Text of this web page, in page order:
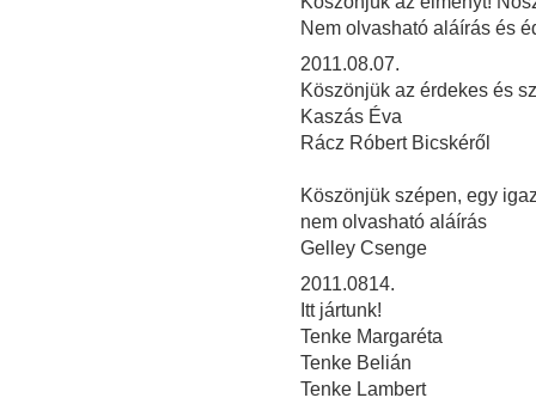
Nem olvasható aláírás és
2011.08.07.
Köszönjük az érdekes és
Kaszás Éva
Rácz Róbert Bicskéről
Köszönjük szépen, egy
nem olvasható aláírás
Gelley Csenge
2011.0814.
Itt jártunk!
Tenke Margaréta
Tenke Belián
Tenke Lambert